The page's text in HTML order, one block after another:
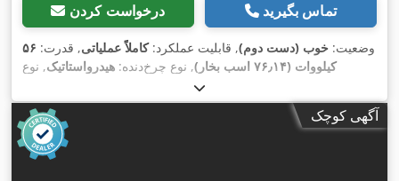
درخواست کردن تماس بگیرید
وضعیت: خوب (دست دوم), قابلیت عملکرد:کاملاً عملیاتی, قدرت: ۵۶
کیلووات (۷۶٫۱۴ اسب بخار)
, نوع چرخ‌دنده: هیدرواستاتیک, نوع
, توان بلند کردن:۲٬۲۰۰ کیلوگرم/متر
۲۰۰۸, ساعت کارکرد: ۴٬۸۷۱ h , تجهیزات:چنگال پالت, کابین ,
آگهی کوچک